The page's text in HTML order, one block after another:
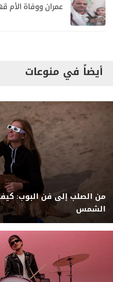
عمران ووفاة الأم
أيضاً في منوعات
من الصلب إلى فن البوب:
الشمس